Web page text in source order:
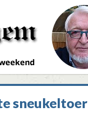
sneukeltoer